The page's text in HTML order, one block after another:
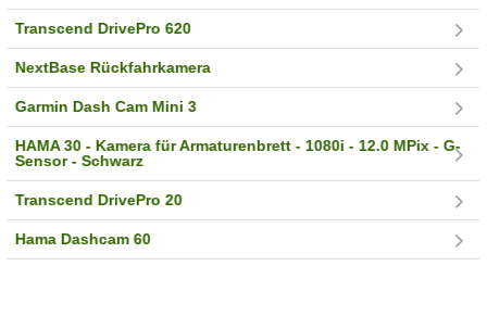
Transcend DrivePro 620
NextBase Rückfahrkamera
Garmin Dash Cam Mini 3
HAMA 30 - Kamera für Armaturenbrett - 1080i - 12.0 MPix - G-
Sensor - Schwarz
Transcend DrivePro 20
Hama Dashcam 60